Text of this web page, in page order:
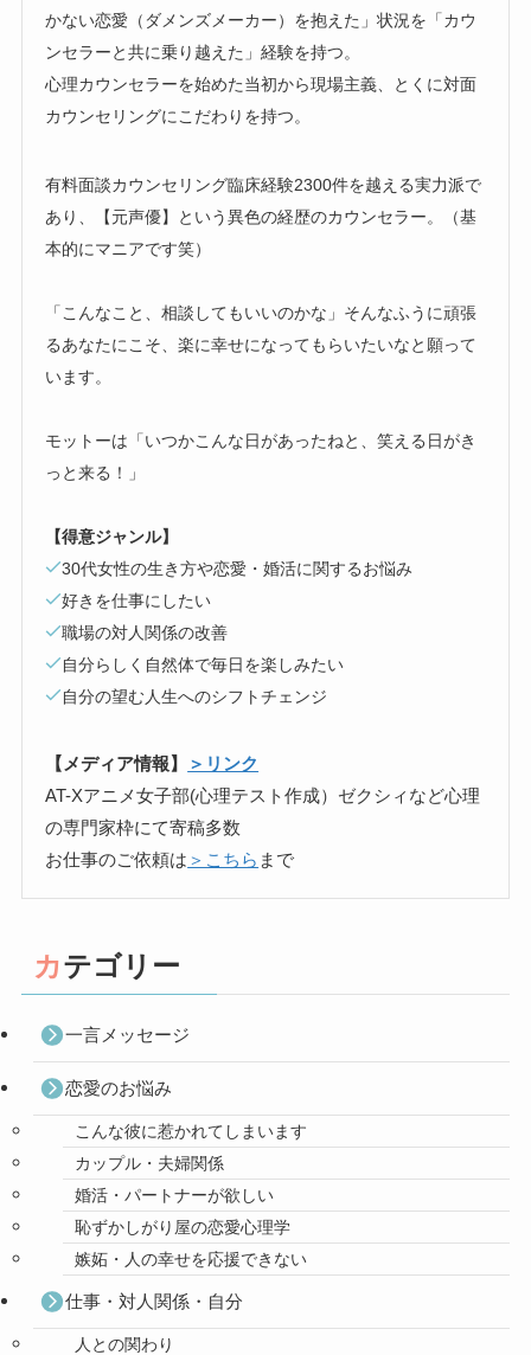
かない恋愛（ダメンズメーカー）を抱えた」状況を「カウ
ンセラーと共に乗り越えた」経験を持つ。
心理カウンセラーを始めた当初から現場主義、とくに対面
カウンセリングにこだわりを持つ。
有料面談カウンセリング臨床経験2300件を越える実力派で
あり、【元声優】という異色の経歴のカウンセラー。（基
本的にマニアです笑）
「こんなこと、相談してもいいのかな」そんなふうに頑張
るあなたにこそ、楽に幸せになってもらいたいなと願って
います。
モットーは「いつかこんな日があったねと、笑える日がき
っと来る！」
【得意ジャンル】
30代女性の生き方や恋愛・婚活に関するお悩み
好きを仕事にしたい
職場の対人関係の改善
自分らしく自然体で毎日を楽しみたい
自分の望む人生へのシフトチェンジ
【メディア情報】
＞リンク
AT-Xアニメ女子部(心理テスト作成）ゼクシィなど心理
の専門家枠にて寄稿多数
お仕事のご依頼は ＞こちら まで
カテゴリー
一言メッセージ
恋愛のお悩み
こんな彼に惹かれてしまいます
カップル・夫婦関係
婚活・パートナーが欲しい
恥ずかしがり屋の恋愛心理学
嫉妬・人の幸せを応援できない
仕事・対人関係・自分
人との関わり